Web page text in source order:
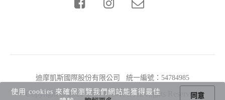
迪摩凱斯國際股份有限公司 統一編號：54784985
Copyright © 2026 DEVILCASE All Rights Reserved.
使用 cookies 來確保瀏覽我們網站能獲得最佳
同意